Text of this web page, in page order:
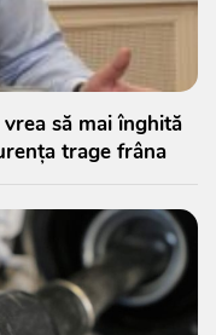
să mai înghită
trage frâna